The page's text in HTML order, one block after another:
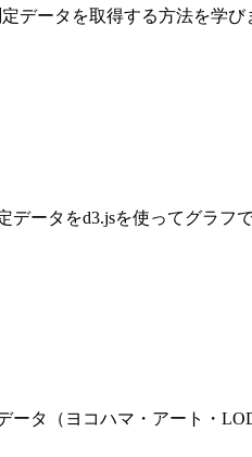
データを取得する方法を学び
ータをd3.jsを使ってグラフ
タ（ヨコハマ・アート・